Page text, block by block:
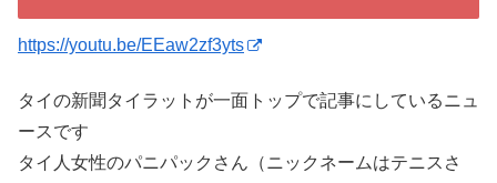
https://youtu.be/EEaw2zf3yts
タイの新聞タイラットが一面トップで記事にしているニュ
ースです
タイ人女性のパニパックさん（ニックネームはテニスさ